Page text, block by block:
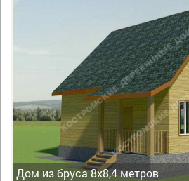
Дом из бруса 8х8,4 метров